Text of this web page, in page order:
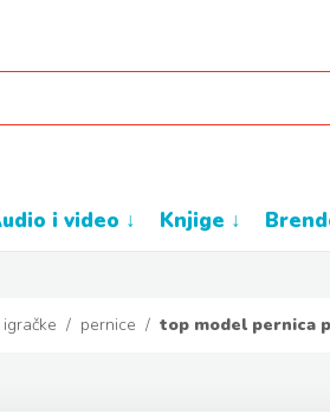
audio i video ↓ knjige ↓
igračke / pernice / top model pernica